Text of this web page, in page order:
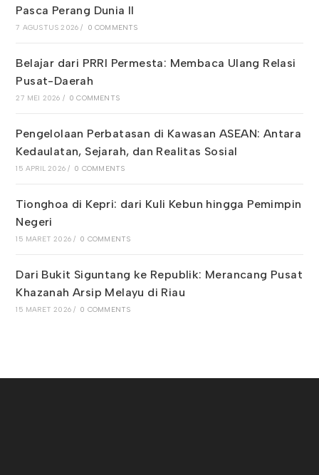
Pasca Perang Dunia II
7 AGUSTUS 2026 / 0 COMMENTS
Belajar dari PRRI Permesta: Membaca Ulang Relasi
Pusat-Daerah
27 MEI 2026 / 0 COMMENTS
Pengelolaan Perbatasan di Kawasan ASEAN: Antara
Kedaulatan, Sejarah, dan Realitas Sosial
15 APRIL 2026 / 0 COMMENTS
Tionghoa di Kepri: dari Kuli Kebun hingga Pemimpin
Negeri
15 MARET 2026 / 0 COMMENTS
Dari Bukit Siguntang ke Republik: Merancang Pusat
Khazanah Arsip Melayu di Riau
15 MARET 2026 / 0 COMMENTS